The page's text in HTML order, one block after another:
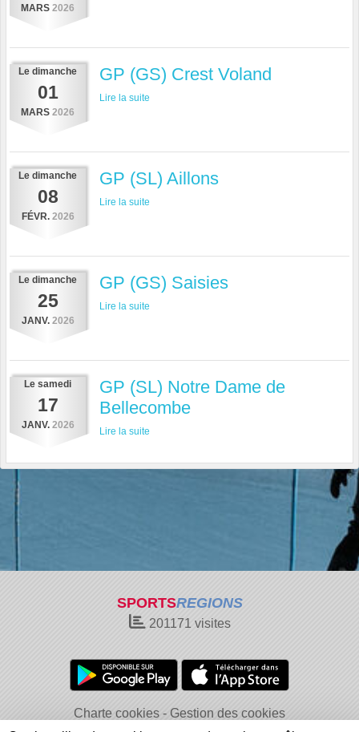
MARS 2026
Le dimanche
01
MARS 2026
GP (GS) Crest Voland
Lire la suite
Le dimanche
08
FÉVR. 2026
GP (SL) Aillons
Lire la suite
Le dimanche
25
JANV. 2026
GP (GS) Saisies
Lire la suite
Le samedi
17
JANV. 2026
GP (SL) Notre Dame de
Bellecombe
Lire la suite
SPORTSREGIONS
201171 visites
Charte cookies
Gestion des cookies